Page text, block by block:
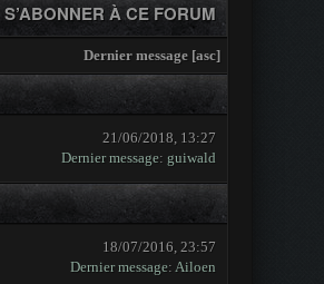
S’ABONNER À CE FORUM
Dernier message [asc]
21/06/2018, 13:27
Dernier message: guiwald
18/07/2016, 23:57
Dernier message: Ailoen